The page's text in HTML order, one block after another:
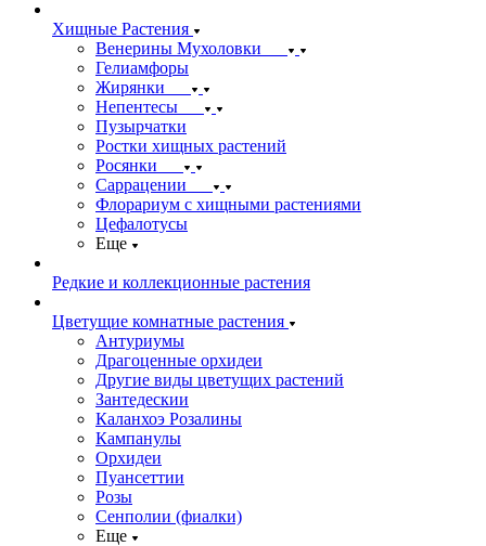
Хищные Растения
Венерины Мухоловки
Гелиамфоры
Жирянки
Непентесы
Пузырчатки
Ростки хищных растений
Росянки
Саррацении
Флорариум с хищными растениями
Цефалотусы
Еще
Редкие и коллекционные растения
Цветущие комнатные растения
Антуриумы
Драгоценные орхидеи
Другие виды цветущих растений
Зантедескии
Каланхоэ Розалины
Кампанулы
Орхидеи
Пуансеттии
Розы
Сенполии (фиалки)
Еще